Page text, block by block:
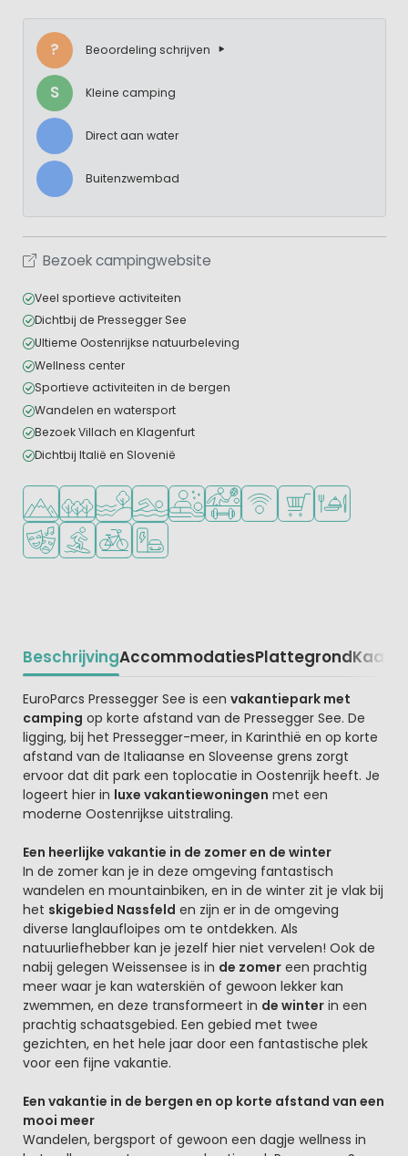
? Beoordeling schrijven
S Kleine camping
Direct aan water
Buitenzwembad
Bezoek campingwebsite
Veel sportieve activiteiten
Dichtbij de Pressegger See
Ultieme Oostenrijkse natuurbeleving
Wellness center
Sportieve activiteiten in de bergen
Wandelen en watersport
Bezoek Villach en Klagenfurt
Dichtbij Italië en Slovenië
Ligt in de heuvels/bergen
Ligt in een bosrijke omgeving
Ligt bij het water
Openlucht zwembad
Wellnessfaciliteiten
Veel mogelijkheden om te
WiFi beschikbaar
Campingwinkel/
Restaurant of
Animatieprogramma
Watersportfaciliteiten
FietsverhuurLaadpaal elektrische auto
BeschrijvingAccommodatiesPlattegrondKaart
Beschrijving
EuroParcs Pressegger See is een vakantiepark met
camping op korte afstand van de Pressegger See. De
ligging, bij het Pressegger-meer, in Karinthië en op korte
afstand van de Italiaanse en Sloveense grens zorgt
ervoor dat dit park een toplocatie in Oostenrijk heeft. Je
logeert hier in luxe vakantiewoningen met een
moderne Oostenrijkse uitstraling.
Een heerlijke vakantie in de zomer en de winter
In de zomer kan je in deze omgeving fantastisch
wandelen en mountainbiken, en in de winter zit je vlak bij
het skigebied Nassfeld en zijn er in de omgeving
diverse langlaufloipes om te ontdekken. Als
natuurliefhebber kan je jezelf hier niet vervelen! Ook de
nabij gelegen Weissensee is in de zomereen prachtig
meer waar je kan waterskiën of gewoon lekker kan
zwemmen, en deze transformeert in de winterin een
prachtig schaatsgebied. Een gebied met twee
gezichten, en het hele jaar door een fantastische plek
voor een fijne vakantie.
Een vakantie in de bergen en op korte afstand van een
mooi meer
Wandelen, bergsport of gewoon een dagje wellness in